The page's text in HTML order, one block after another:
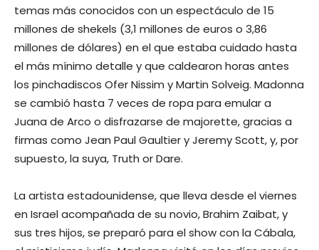
temas más conocidos con un espectáculo de 15
millones de shekels (3,1 millones de euros o 3,86
millones de dólares) en el que estaba cuidado hasta
el más mínimo detalle y que caldearon horas antes
los pinchadiscos Ofer Nissim y Martin Solveig. Madonna
se cambió hasta 7 veces de ropa para emular a
Juana de Arco o disfrazarse de majorette, gracias a
firmas como Jean Paul Gaultier y Jeremy Scott, y, por
supuesto, la suya, Truth or Dare.
La artista estadounidense, que lleva desde el viernes
en Israel acompañada de su novio, Brahim Zaibat, y
sus tres hijos, se preparó para el show con la Cábala,